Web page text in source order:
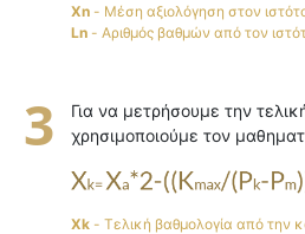
Xn - Μέση αξιολόγηση στον
Ln - Αριθμός βαθμών από τον
Για να μετρήσουμε την
χρησιμοποιούμε τον
Xk - Τελική βαθμολογία από την